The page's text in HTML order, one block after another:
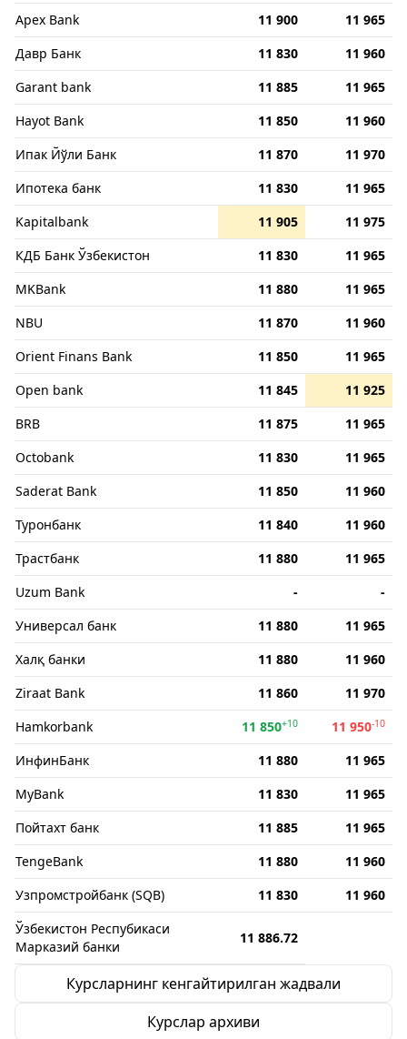
Apex Bank
11 900
11 965
Давр Банк
11 830
11 960
Garant bank
11 885
11 965
Hayot Bank
11 850
11 960
Ипак Йўли Банк
11 870
11 970
Ипотека банк
11 830
11 965
Kapitalbank
11 905
11 975
КДБ Банк Ўзбекистон
11 830
11 965
MKBank
11 880
11 965
NBU
11 870
11 960
Orient Finans Bank
11 850
11 965
Open bank
11 845
11 925
BRB
11 875
11 965
Octobank
11 830
11 965
Saderat Bank
11 850
11 960
Туронбанк
11 840
11 960
Трастбанк
11 880
11 965
Uzum Bank
-
-
Универсал банк
11 880
11 965
Халқ банки
11 880
11 960
Ziraat Bank
11 860
11 970
Hamkorbank
11 850+10 11 950-10
ИнфинБанк 11 880
11 965
MyBank
11 830
11 965
Пойтахт банк
11 885
11 965
TengeBank
11 880
11 960
Узпромстройбанк (SQB)
11 830
11 960
Ўзбекистон Респубикаси
Марказий банки
11 886.72
Курсларнинг кенгайтирилган жадвали
Курслар архиви